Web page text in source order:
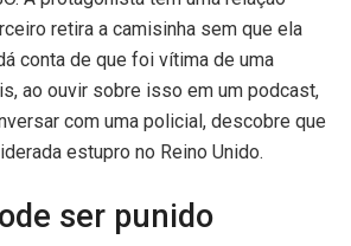
retira a camisinha sem que ela
conta de que foi vítima de uma
ao ouvir sobre isso em um podcast,
com uma policial, descobre que
estupro no Reino Unido.
ser punido